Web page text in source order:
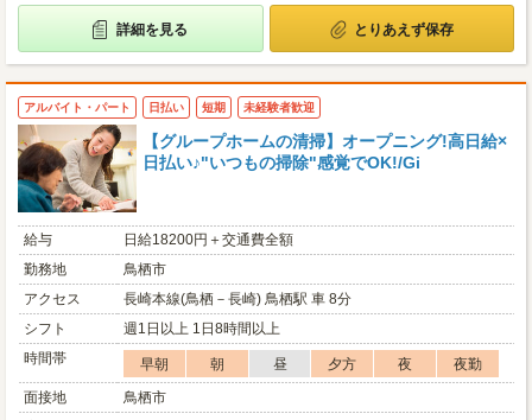
詳細を見る とりあえず保存
アルバイト・パート 日払い 短期 未経験者歓迎
【グループホームの清掃】オープニング!高日給×
日払い♪"いつもの掃除"感覚でOK!/Gi
給与
日給18200円＋交通費全額
勤務地
鳥栖市
アクセス
長崎本線(鳥栖－長崎) 鳥栖駅 車 8分
シフト
週1日以上 1日8時間以上
時間帯
早朝 朝 昼 夕方 夜
夜勤
面接地
鳥栖市